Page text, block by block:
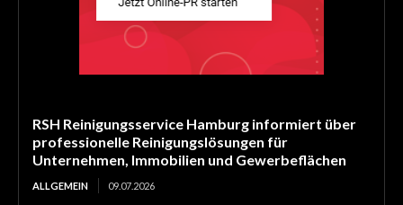
RSH Reinigungsservice Hamburg informiert über
professionelle Reinigungslösungen für
Unternehmen, Immobilien und Gewerbeflächen
ALLGEMEIN 09.07.2026